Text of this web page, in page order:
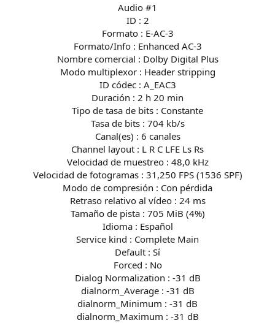
Audio #1
ID : 2
Formato : E-AC-3
Formato/Info : Enhanced AC-3
Nombre comercial : Dolby Digital Plus
Modo multiplexor : Header stripping
ID códec : A_EAC3
Duración : 2 h 20 min
Tipo de tasa de bits : Constante
Tasa de bits : 704 kb/s
Canal(es) : 6 canales
Channel layout : L R C LFE Ls Rs
Velocidad de muestreo : 48,0 kHz
Velocidad de fotogramas : 31,250 FPS (1536 SPF)
Modo de compresión : Con pérdida
Retraso relativo al vídeo : 24 ms
Tamaño de pista : 705 MiB (4%)
Idioma : Español
Service kind : Complete Main
Default : Sí
Forced : No
Dialog Normalization : -31 dB
dialnorm_Average : -31 dB
dialnorm_Minimum : -31 dB
dialnorm_Maximum : -31 dB